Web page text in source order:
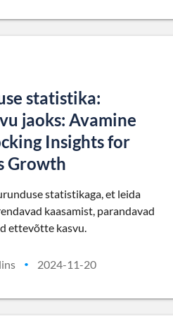
statistika:
jaoks: Avamine
Insights for
Growth
statistikaga, et leida
kaasamist, parandavad
ettevõtte kasvu.
• 2024-11-20